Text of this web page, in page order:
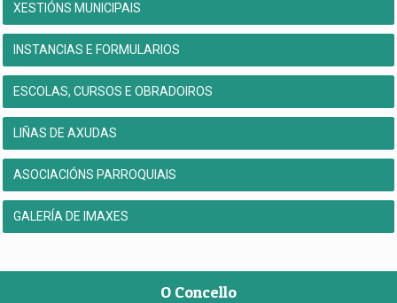
XESTIÓNS MUNICIPAIS
INSTANCIAS E FORMULARIOS
ESCOLAS, CURSOS E OBRADOIROS
LIÑAS DE AXUDAS
ASOCIACIÓNS PARROQUIAIS
GALERÍA DE IMAXES
O Concello